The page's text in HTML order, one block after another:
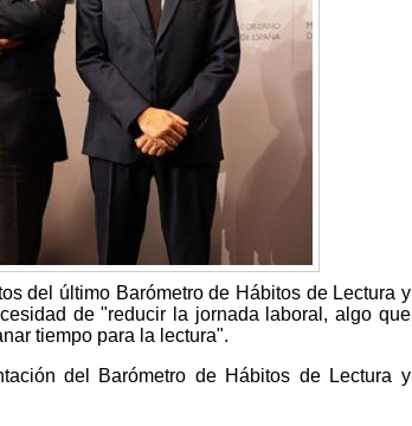
del último Barómetro de Hábitos de Lectura y
de "reducir la jornada laboral, algo que
tiempo para la lectura".
del Barómetro de Hábitos de Lectura y